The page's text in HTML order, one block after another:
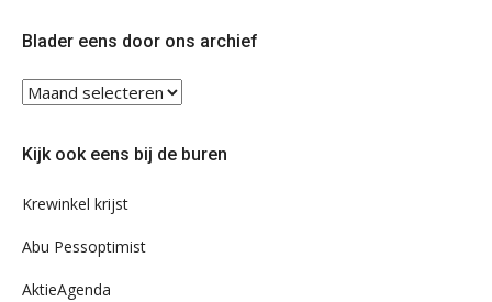
Blader eens door ons archief
Blader
eens
ons
Kijk ook eens bij de buren
Krewinkel krijst
Abu Pessoptimist
AktieAgenda